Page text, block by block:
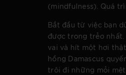
(mindfulness). Quá
Bắt đầu từ việc bạn
được trong trẻo nhất.
vai và hít một hơi
hồng Damascus
trôi đi những mỏi